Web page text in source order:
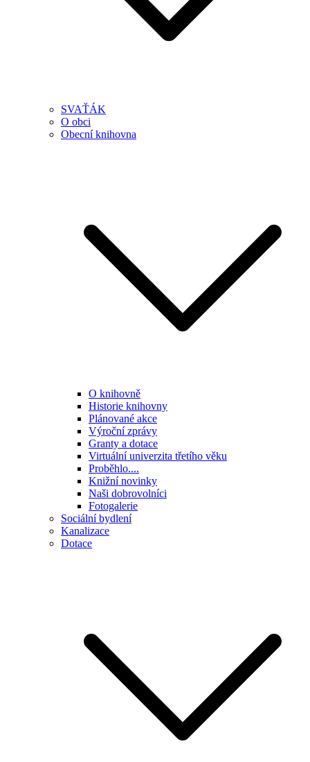
SVAŤÁK
O obci
Obecní knihovna
O knihovně
Historie knihovny
Plánované akce
Výroční zprávy
Granty a dotace
Virtuální univerzita třetího věku
Proběhlo....
Knižní novinky
Naši dobrovolníci
Fotogalerie
Sociální bydlení
Kanalizace
Dotace